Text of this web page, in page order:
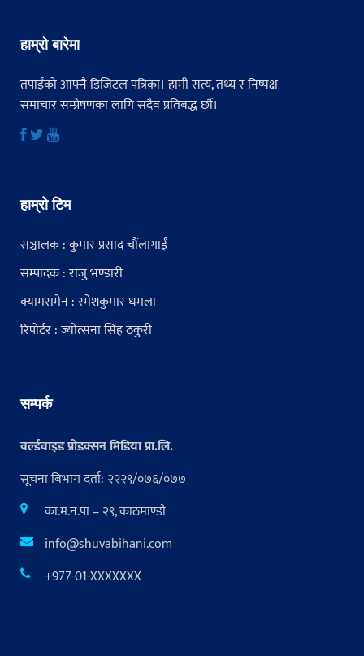
हाम्रो बारेमा
तपाईंको आफ्नै डिजिटल पत्रिका। हामी सत्य, तथ्य र निष्पक्ष
समाचार सम्प्रेषणका लागि सदैव प्रतिबद्ध छौं।
हाम्रो टिम
सञ्चालक : कुमार प्रसाद चौंलागाईं
सम्पादक : राजु भण्डारी
क्यामरामेन : रमेशकुमार धमला
रिपोर्टर : ज्योत्सना सिंह ठकुरी
सम्पर्क
वर्ल्डवाइड प्रोडक्सन मिडिया प्रा.लि.
सूचना बिभाग दर्ता: २२२९/०७६/०७७
का.म.न.पा – २९, काठमाण्डौ
info@shuvabihani.com
+977-01-XXXXXXX